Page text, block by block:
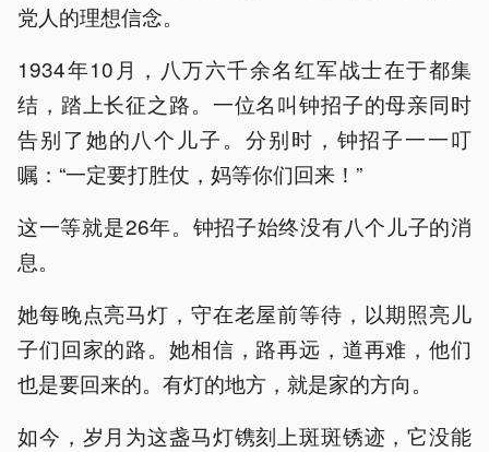
党人的理想信念。
1934年10月，八万六千余名红军战士在于都集
结，踏上长征之路。一位名叫钟招子的母亲同时
告别了她的八个儿子。分别时，钟招子一一叮
嘱：“一定要打胜仗，妈等你们回来！”
这一等就是26年。钟招子始终没有八个儿子的消
息。
她每晚点亮马灯，守在老屋前等待，以期照亮儿
子们回家的路。她相信，路再远，道再难，他们
也是要回来的。有灯的地方，就是家的方向。
如今，岁月为这盏马灯镌刻上斑斑锈迹，它没能